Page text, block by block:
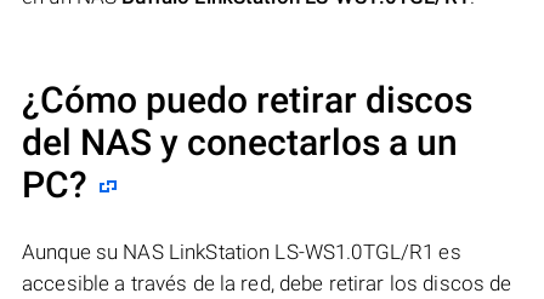
¿Cómo puedo retirar discos
del NAS y conectarlos a un
PC?
Aunque su NAS LinkStation LS-WS1.0TGL/R1 es
accesible a través de la red, debe retirar los discos de